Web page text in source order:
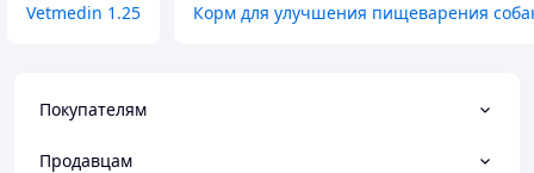
Vetmedin 1.25 Корм для улучшения пищеварения
Покупателям
Продавцам